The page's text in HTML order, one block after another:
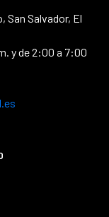
San Salvador, El
y de 2:00 a 7:00